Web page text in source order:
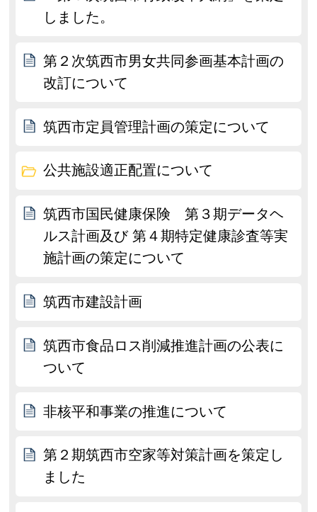
しました。
第２次筑西市男女共同参画基本計画の
改訂について
筑西市定員管理計画の策定について
公共施設適正配置について
筑西市国民健康保険 第３期データヘ
ルス計画及び 第４期特定健康診査等実
施計画の策定について
筑西市建設計画
筑西市食品ロス削減推進計画の公表に
ついて
非核平和事業の推進について
第２期筑西市空家等対策計画を策定し
ました